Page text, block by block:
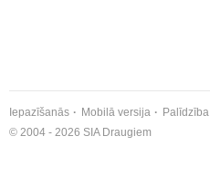
Iepazīšanās Mobilā versija Palīdzība
© 2004 - 2026 SIA Draugiem